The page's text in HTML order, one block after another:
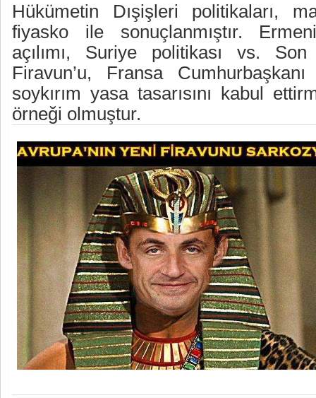
Hükümetin Dışişleri politikaları,
fiyasko ile sonuçlanmıştır.
açılımı, Suriye politikası vs. Son
Firavun’u, Fransa
soykırım yasa tasarısını kabul
örneği olmuştur.